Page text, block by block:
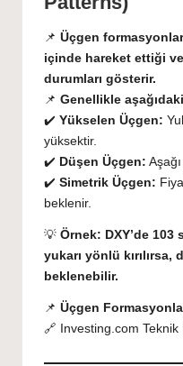
📌 Üçgen
içinde hareket ettiği
durumları gösterir.
📌 Genellikle
✔️ Yükselen Üçgen:
yüksektir.
✔️ Düşen Üçgen:
✔️ Simetrik Üçgen:
beklenir.
💡 Örnek: DXY’de
yukarı yönlü kırılırsa,
beklenebilir.
📌 Üçgen
🔗
Investing.com